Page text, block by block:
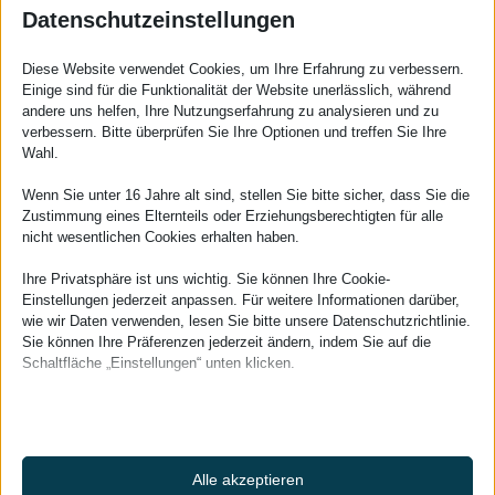
Datenschutzeinstellungen
Diese Website verwendet Cookies, um Ihre Erfahrung zu verbessern.
Einige sind für die Funktionalität der Website unerlässlich, während
andere uns helfen, Ihre Nutzungserfahrung zu analysieren und zu
verbessern. Bitte überprüfen Sie Ihre Optionen und treffen Sie Ihre
Wahl.
Wenn Sie unter 16 Jahre alt sind, stellen Sie bitte sicher, dass Sie die
Zustimmung eines Elternteils oder Erziehungsberechtigten für alle
nicht wesentlichen Cookies erhalten haben.
Ihre Privatsphäre ist uns wichtig. Sie können Ihre Cookie-
Einstellungen jederzeit anpassen. Für weitere Informationen darüber,
wie wir Daten verwenden, lesen Sie bitte unsere Datenschutzrichtlinie.
Sie können Ihre Präferenzen jederzeit ändern, indem Sie auf die
Schaltfläche „Einstellungen“ unten klicken.
Alle akzeptieren